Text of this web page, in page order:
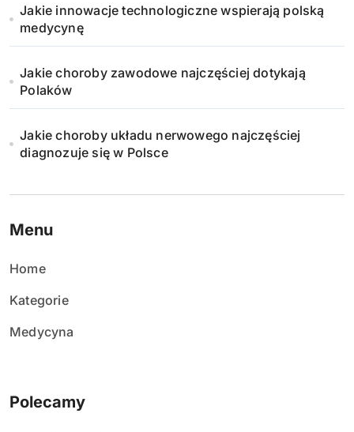
n
i
e
w
p
Jakie innowacje technologiczne wspierają polską
medycynę
Jakie choroby zawodowe najczęściej dotykają
Polaków
Jakie choroby układu nerwowego najczęściej
diagnozuje się w Polsce
Menu
Home
Kategorie
Medycyna
Polecamy